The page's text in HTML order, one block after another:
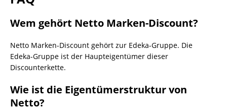
Wem gehört Netto Marken-Discount?
Netto Marken-Discount gehört zur Edeka-Gruppe. Die
Edeka-Gruppe ist der Haupteigentümer dieser
Discounterkette.
Wie ist die Eigentümerstruktur von
Netto?